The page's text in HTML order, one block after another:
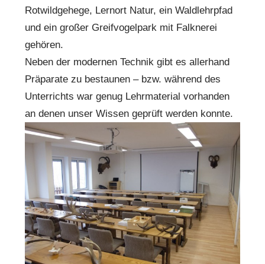
Rotwildgehege, Lernort Natur, ein Waldlehrpfad
und ein großer Greifvogelpark mit Falknerei
gehören.
Neben der modernen Technik gibt es allerhand
Präparate zu bestaunen – bzw. während des
Unterrichts war genug Lehrmaterial vorhanden
an denen unser Wissen geprüft werden konnte.